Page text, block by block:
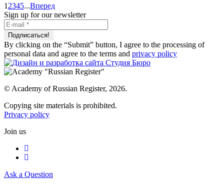
1 2345...Вперед
Sign up for our newsletter
By clicking on the “Submit” button, I agree to the processing of
personal data and agree to the terms and privacy policy
© Academy of Russian Register, 2026.
Copying site materials is prohibited.
Privacy policy
Join us
Ask a Question